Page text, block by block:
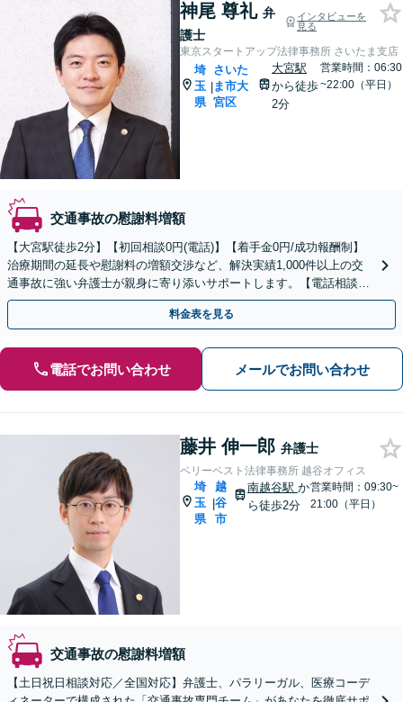
神尾 尊礼 弁
護士
インタビューを
見る
東京スタートアップ法律事務所 さいたま支店
埼
玉
県
|
さいた
ま市大
宮区
大宮駅
から徒歩
2分
営業時間：06:30
~22:00（平日）
交通事故の慰謝料増額
【大宮駅徒歩2分】【初回相談0円(電話)】【着手金0円/成功報酬制】
治療期間の延長や慰謝料の増額交渉など、解決実績1,000件以上の交
通事故に強い弁護士が親身に寄り添いサポートします。【電話相談で
ご契約まで対応可/来所不要】
料金表を見る
電話でお問い合わせ メールでお問い合わせ
藤井 伸一郎 弁護士
ベリーベスト法律事務所 越谷オフィス
埼
玉
県
|
越
谷
市
南越谷駅 か
ら徒歩2分
営業時間：09:30~
21:00（平日）
交通事故の慰謝料増額
【土日祝日相談対応／全国対応】弁護士、パラリーガル、医療コーデ